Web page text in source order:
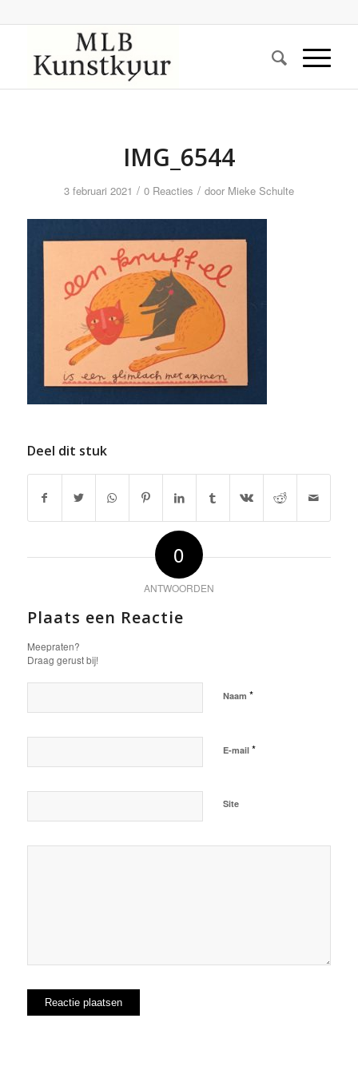
IMG_6544
3 februari 2021 / 0 Reacties / door Mieke Schulte
Deel dit stuk
0
ANTWOORDEN
Plaats een Reactie
Meepraten?
Draag gerust bij!
Naam *
E-mail *
Site